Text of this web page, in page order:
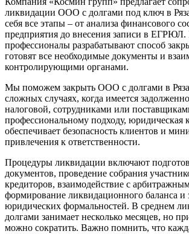
ликвидации ООО с долгами под ключ в
себя все этапы – от анализа финансового
предприятия до внесения записи в
профессионалы разрабатывают способ
готовят все необходимые документы и
контролирующими органами.
Мы поможем закрыть ООО с долгами в
сложных случаях, когда имеется
налоговой, сотрудниками или
профессиональному подходу, юридическая
обеспечивает безопасность клиентов и
привлечения к ответственности.
Процедуры ликвидации включают
документов, проведение собрания
кредиторов, взаимодействие с
формирование ликвидационного баланса и
юридических формальностей. В среднем
долгами занимает несколько месяцев, но
можно сократить. Важно помнить, что